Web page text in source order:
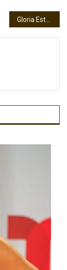
Gloria Estefan tendrá su propia calle en Miami Beach